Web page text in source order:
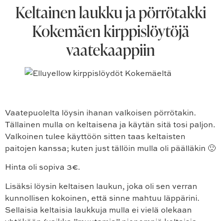
Keltainen laukku ja pörrötakki
Kokemäen kirppislöytöjä
vaatekaappiin
Vaatepuolelta löysin ihanan valkoisen pörrötakin.
Tällainen mulla on keltaisena ja käytän sitä tosi paljon.
Valkoinen tulee käyttöön sitten taas keltaisten
paitojen kanssa; kuten just tällöin mulla oli päälläkin 🙂
Hinta oli sopiva 3€.
Lisäksi löysin keltaisen laukun, joka oli sen verran
kunnollisen kokoinen, että sinne mahtuu läppärini.
Sellaisia keltaisia laukkuja mulla ei vielä olekaan